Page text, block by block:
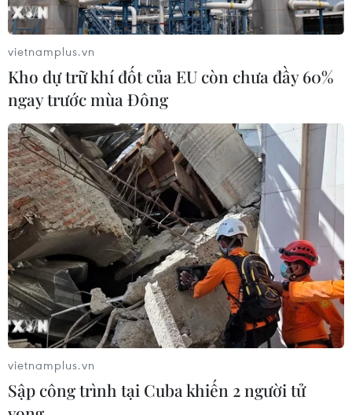
vietnamplus.vn
Kho dự trữ khí đốt của EU còn chưa đầy 60%
ngay trước mùa Đông
vietnamplus.vn
Sập công trình tại Cuba khiến 2 người tử